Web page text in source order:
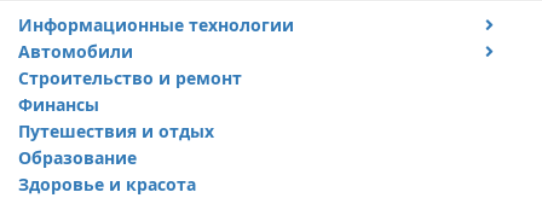
Информационные технологии
Тесты и обзоры устройств
Автомобили
Ремонт авто
Строительство и ремонт
Финансы
Путешествия и отдых
Образование
Здоровье и красота